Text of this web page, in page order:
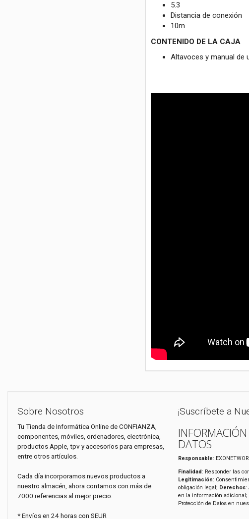
5.3
Distancia de conexión
10m
CONTENIDO DE LA CAJA
Altavoces y manual de
Sobre Nosotros
Tu Tienda de Informática Online de CONFIANZA,
componentes, móviles, ordenadores, electrónica,
productos Apple, tpv y accesorios para empresas,
entre otros artículos.
Cada día incorporamos nuevos productos a
nuestro almacén, ahora contamos con más de
7000 referencias al mejor precio.
* Envíos en 24 horas con SEUR
¡Suscríbete a
DATOS
Responsable:
Finalidad: Responder las
Legitimación:
obligación legal; Derechos:
en la información adicional;
Protección de Datos en